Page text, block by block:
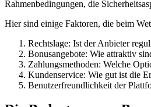
Rahmenbedingungen, die
Hier sind einige Faktoren, die beim
Rechtslage: Ist der Anbieter
Bonusangebote: Wie attraktiv
Zahlungsmethoden: Welche
Kundenservice: Wie gut ist die
Benutzerfreundlichkeit der